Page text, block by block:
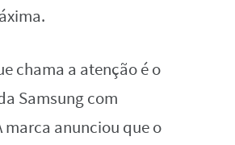
chama a atenção é o
Samsung com
marca anunciou que o